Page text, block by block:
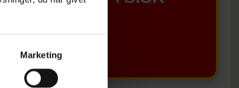
Marketing